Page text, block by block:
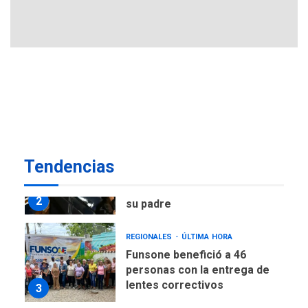
Tendencias
2
su padre
3
REGIONALES ÚLTIMA HORA
Funsone benefició a 46
personas con la entrega de
lentes correctivos